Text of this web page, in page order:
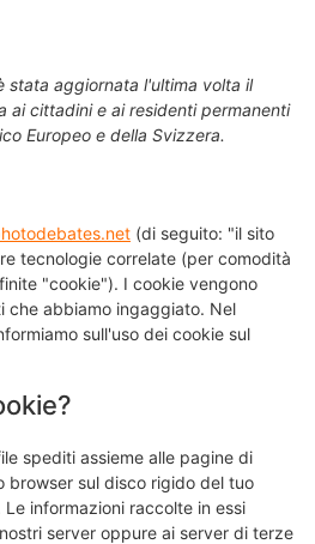
stata aggiornata l'ultima volta il
ai cittadini e ai residenti permanenti
Europeo e della Svizzera.
(di seguito: "il sito
tecnologie correlate (per comodità
"cookie"). I cookie vengono
che abbiamo ingaggiato. Nel
sull'uso dei cookie sul
spediti assieme alle pagine di
browser sul disco rigido del tuo
informazioni raccolte in essi
server oppure ai server di terze